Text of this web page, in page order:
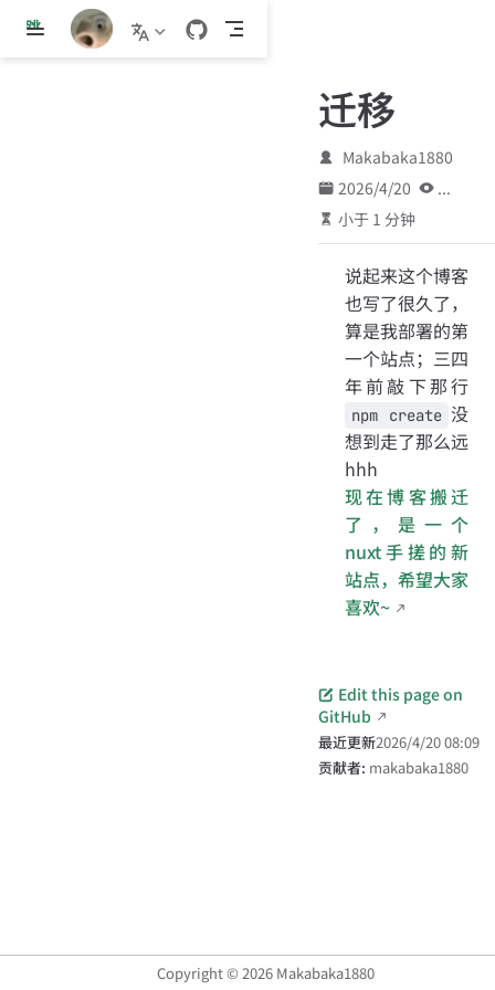
跳
迁移
Makabaka1880
2026/4/20
...
小于 1 分钟
说起来这个博客
也写了很久了，
算是我部署的第
一个站点；三四
年前敲下那行
npm create 没
想到走了那么远
hhh
现在博客搬迁
了，是一个
nuxt手搓的新
站点，希望大家
喜欢~
Edit this page on
GitHub
最近更新2026/4/20 08:09
贡献者: makabaka1880
Copyright © 2026 Makabaka1880